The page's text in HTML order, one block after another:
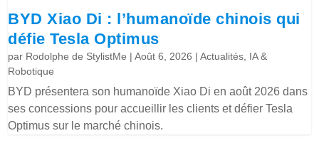
BYD Xiao Di : l’humanoïde chinois qui
défie Tesla Optimus
par Rodolphe de StylistMe |Août 6, 2026 |Actualités, IA &
Robotique
BYD présentera son humanoïde Xiao Di en août 2026 dans
ses concessions pour accueillir les clients et défier Tesla
Optimus sur le marché chinois.